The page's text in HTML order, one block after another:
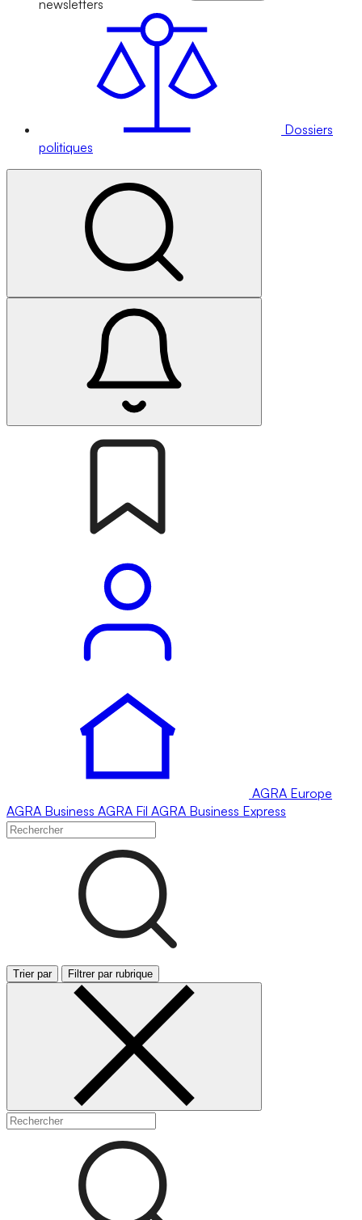
newsletters
Dossiers
politiques
AGRA Europe
AGRA Business AGRA Fil AGRA Business Express
Trier par Filtrer par rubrique